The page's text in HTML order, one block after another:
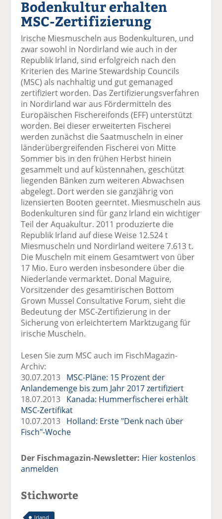
el
a
F
ac
e
b
o
o
k
te
il
e
n
el
t
tt
er
n
Li
n
k
e
di
n
il
n
E
er
n
e
ck
Bodenkultur erhalten
MSC-Zertifizierung
Irische Miesmuscheln aus Bodenkulturen, und
zwar sowohl in Nordirland wie auch in der
Republik Irland, sind erfolgreich nach den
Kriterien des Marine Stewardship Councils
(MSC) als nachhaltig und gut gemanaged
zertifiziert worden. Das Zertifizierungsverfahren
in Nordirland war aus Fördermitteln des
Europäischen Fischereifonds (EFF) unterstützt
worden. Bei dieser erweiterten Fischerei
werden zunächst die Saatmuscheln in einer
länderübergreifenden Fischerei von Mitte
Sommer bis in den frühen Herbst hinein
gesammelt und auf küstennahen, geschützt
liegenden Bänken zum weiteren Abwachsen
abgelegt. Dort werden sie ganzjährig von
lizensierten Booten geerntet. Miesmuscheln aus
Bodenkulturen sind für ganz Irland ein wichtiger
Teil der Aquakultur. 2011 produzierte die
Republik Irland auf diese Weise 12.524 t
Miesmuscheln und Nordirland weitere 7.613 t.
Die Muscheln mit einem Gesamtwert von über
17 Mio. Euro werden insbesondere über die
Niederlande vermarktet. Donal Maguire,
Vorsitzender des gesamtirischen Bottom
Grown Mussel Consultative Forum, sieht die
Bedeutung der MSC-Zertifizierung in der
Sicherung von erleichtertem Marktzugang für
irische Muscheln.
Lesen Sie zum MSC auch im FischMagazin-
Archiv:
30.07.2013 MSC-Pläne: 15 Prozent der
Anlandemenge bis zum Jahr 2017 zertifiziert
18.07.2013 Kanada: Hummerfischerei erhält
MSC-Zertifikat
10.07.2013 Holland: Erste "Denk nach über
Fisch"-Woche
Der Fischmagazin-Newsletter: Hier kostenlos
anmelden
Stichworte
Irland